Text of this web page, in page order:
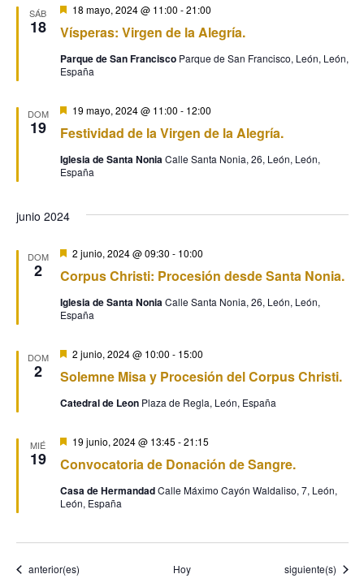
SÁB
18 Vísperas: Virgen de la Alegría.
Destacado
18 mayo, 2024 @ 11:00 -21:00
Parque de San Francisco Parque de San Francisco, León, León,
España
DOM
19 Festividad de la Virgen de la Alegría.
Destacado
19 mayo, 2024 @ 11:00 - 12:00
Iglesia de Santa NoniaCalle Santa Nonia, 26, León, León,
España
junio 2024
DOM
2 Corpus Christi: Procesión desde Santa Nonia.
Destacado
2 junio, 2024 @ 09:30 - 10:00
Iglesia de Santa NoniaCalle Santa Nonia, 26, León, León,
España
DOM
2 Solemne Misa y Procesión del Corpus Christi.
Destacado
2 junio, 2024 @ 10:00 - 15:00
Catedral de Leon Plaza de Regla, León, España
MIÉ
19 Convocatoria de Donación de Sangre.
Destacado
19 junio, 2024 @ 13:45 -21:15
Casa de HermandadCalle Máximo Cayón Waldaliso, 7, León,
León, España
Eventos
anterior(es) Hoy Eventos
siguiente(s)